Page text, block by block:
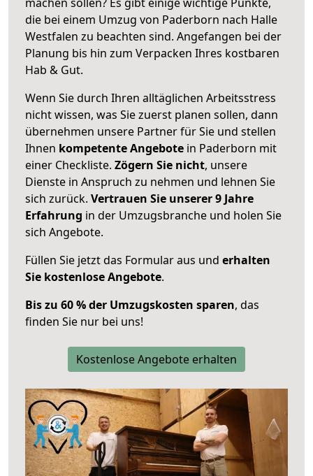
die bei einem Umzug von Paderborn nach Halle
Westfalen zu beachten sind. Angefangen bei der
Planung bis hin zum Verpacken Ihres kostbaren
Hab & Gut.
Wenn Sie durch Ihren alltäglichen Arbeitsstress
nicht wissen, was Sie zuerst planen sollen, dann
übernehmen unsere Partner für Sie und stellen
Ihnen kompetente Angebote in Paderborn mit
einer Checkliste. Zögern Sie nicht, unsere
Dienste in Anspruch zu nehmen und lehnen Sie
sich zurück. Vertrauen Sie unserer 9 Jahre
Erfahrung in der Umzugsbranche und holen Sie
sich Angebote.
Füllen Sie jetzt das Formular aus und erhalten
Sie kostenlose Angebote.
Bis zu 60 % der Umzugskosten sparen, das
finden Sie nur bei uns!
Kostenlose Angebote erhalten